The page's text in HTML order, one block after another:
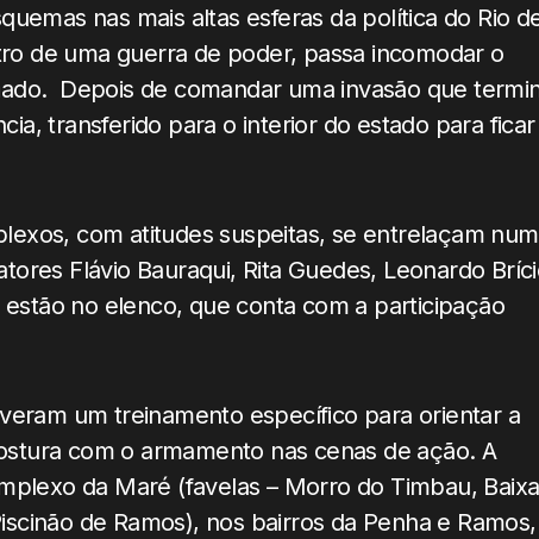
nas mais altas esferas da política do Rio
de uma guerra de poder, passa incomodar o
Depois de comandar uma invasão que
transferido para o interior do estado para ficar
com atitudes suspeitas, se entrelaçam
Flávio Bauraqui, Rita Guedes, Leonardo
no elenco, que conta com a participação
um treinamento específico para orientar a
com o armamento nas cenas de ação. A
da Maré (favelas – Morro do Timbau, Baixa
de Ramos), nos bairros da Penha e Ramos,